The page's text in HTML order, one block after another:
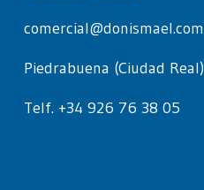
comercial@donismael.com
Piedrabuena (Ciudad Real)
Telf. +34 926 76 38 05